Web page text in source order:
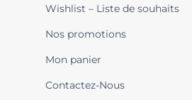
Wishlist – Liste de souhaits
Nos promotions
Mon panier
Contactez-Nous